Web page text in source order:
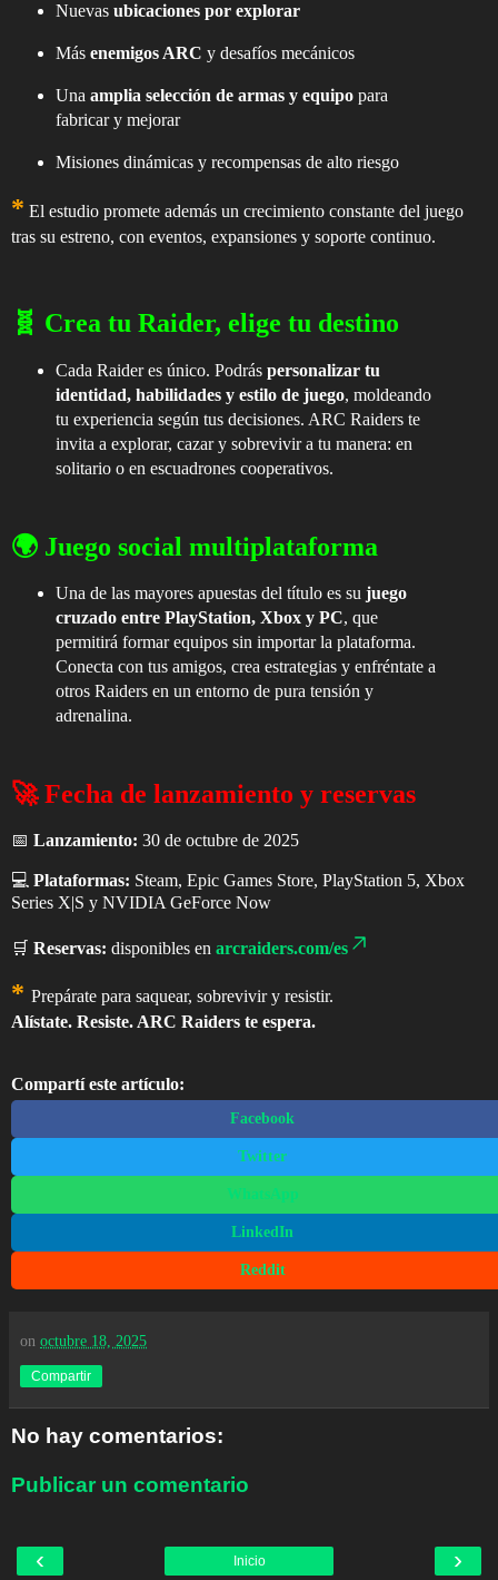
Nuevas ubicaciones por explorar
Más enemigos ARC y desafíos mecánicos
Una amplia selección de armas y equipopara
fabricar y mejorar
Misiones dinámicas y recompensas de alto riesgo
* El estudio promete además un crecimiento constante del juego
tras su estreno, con eventos, expansiones y soporte continuo.
🧬 Crea tu Raider, elige tu destino
Cada Raider es único. Podrás personalizar tu
identidad, habilidades y estilo de juego, moldeando
tu experiencia según tus decisiones. ARC Raiders te
invita a explorar, cazar y sobrevivir a tu manera: en
solitario o en escuadrones cooperativos.
🌍 Juego social multiplataforma
Una de las mayores apuestas del título es su juego
cruzado entre PlayStation, Xbox y PC, que
permitirá formar equipos sin importar la plataforma.
Conecta con tus amigos, crea estrategias y enfréntate a
otros Raiders en un entorno de pura tensión y
adrenalina.
🚀Fecha de lanzamiento y reservas
📅 Lanzamiento: 30 de octubre de 2025
💻 Plataformas: Steam, Epic Games Store, PlayStation 5, Xbox
Series X|S y NVIDIA GeForce Now
🛒 Reservas: disponibles en arcraiders.com/es
* Prepárate para saquear, sobrevivir y resistir.
Alístate. Resiste. ARC Raiders te espera.
Compartí este artículo:
Facebook
Twitter
WhatsApp
LinkedIn
Reddit
on octubre 18, 2025
Compartir
No hay comentarios:
Publicar un comentario
‹ ›
Inicio